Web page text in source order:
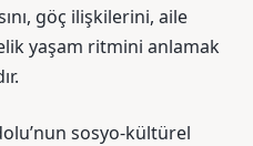
göç ilişkilerini, aile
yaşam ritmini anlamak
sosyo-kültürel